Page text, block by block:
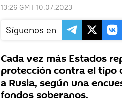
13:26 GMT 10.07.2023
Síguenos en
Cada vez más Estados
protección contra el tipo
a Rusia, según una
fondos soberanos.